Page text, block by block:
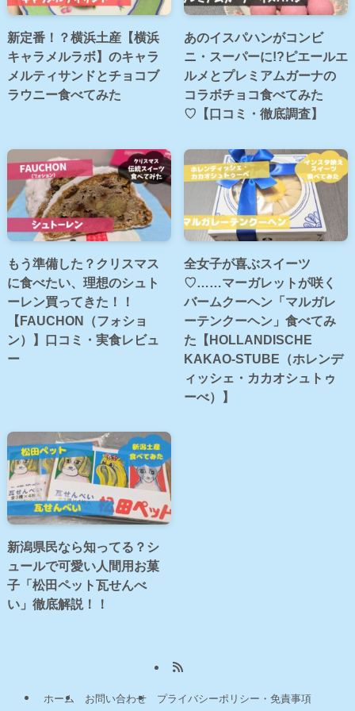
新定番！？横浜土産【横浜
キャラメルラボ】のキャラ
メルティサンドとチョコブ
ラウニー食べてみた
あのイスパハンがコンビ
ニ・スーパーに!?ピエールエ
ルメとプレミアムガーナの
コラボチョコ食べてみた
♡【口コミ・徹底調査】
もう準備した？クリスマス
に食べたい、理想のシュト
ーレン買ってきた！！
【FAUCHON（フォショ
ン）】口コミ・実食レビュ
ー
全女子が喜ぶスイーツ
♡……マーガレットが咲く
バームクーヘン「マルガレ
ーテンクーヘン」食べてみ
た【HOLLANDISCHE
KAKAO-STUBE（ホレンデ
ィッシェ・カカオシュトゥ
ーべ）】
新潟県民なら知ってる？シ
ュールで可愛い人間用お菓
子「松田ペット瓦せんべ
い」徹底解説！！
ホーム お問い合わせ プライバシーポリシー・免責事項